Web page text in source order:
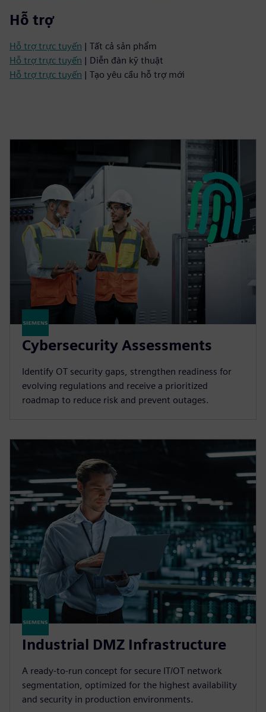
Hỗ trợ
Hỗ trợ trực tuyến | Tất cả sản phẩm
Hỗ trợ trực tuyến | Diễn đàn kỹ thuật
Hỗ trợ trực tuyến | Tạo yêu cầu hỗ trợ mới
Cybersecurity Assessments
Identify OT security gaps, strengthen readiness for
evolving regulations and receive a prioritized
roadmap to reduce risk and prevent outages.
Industrial DMZ Infrastructure
A ready-to-run concept for secure IT/OT network
segmentation, optimized for the highest availability
and security in production environments.